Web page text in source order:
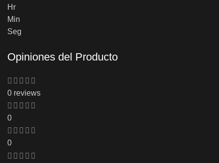
Hr
Min
Seg
Opiniones del Producto
0 reviews
0
0